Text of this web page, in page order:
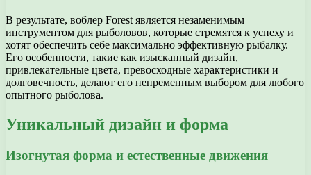
В результате, воблер Forest является незаменимым
инструментом для рыболовов, которые стремятся к успеху и
хотят обеспечить себе максимально эффективную рыбалку.
Его особенности, такие как изысканный дизайн,
привлекательные цвета, превосходные характеристики и
долговечность, делают его непременным выбором для любого
опытного рыболова.
Уникальный дизайн и форма
Изогнутая форма и естественные движения